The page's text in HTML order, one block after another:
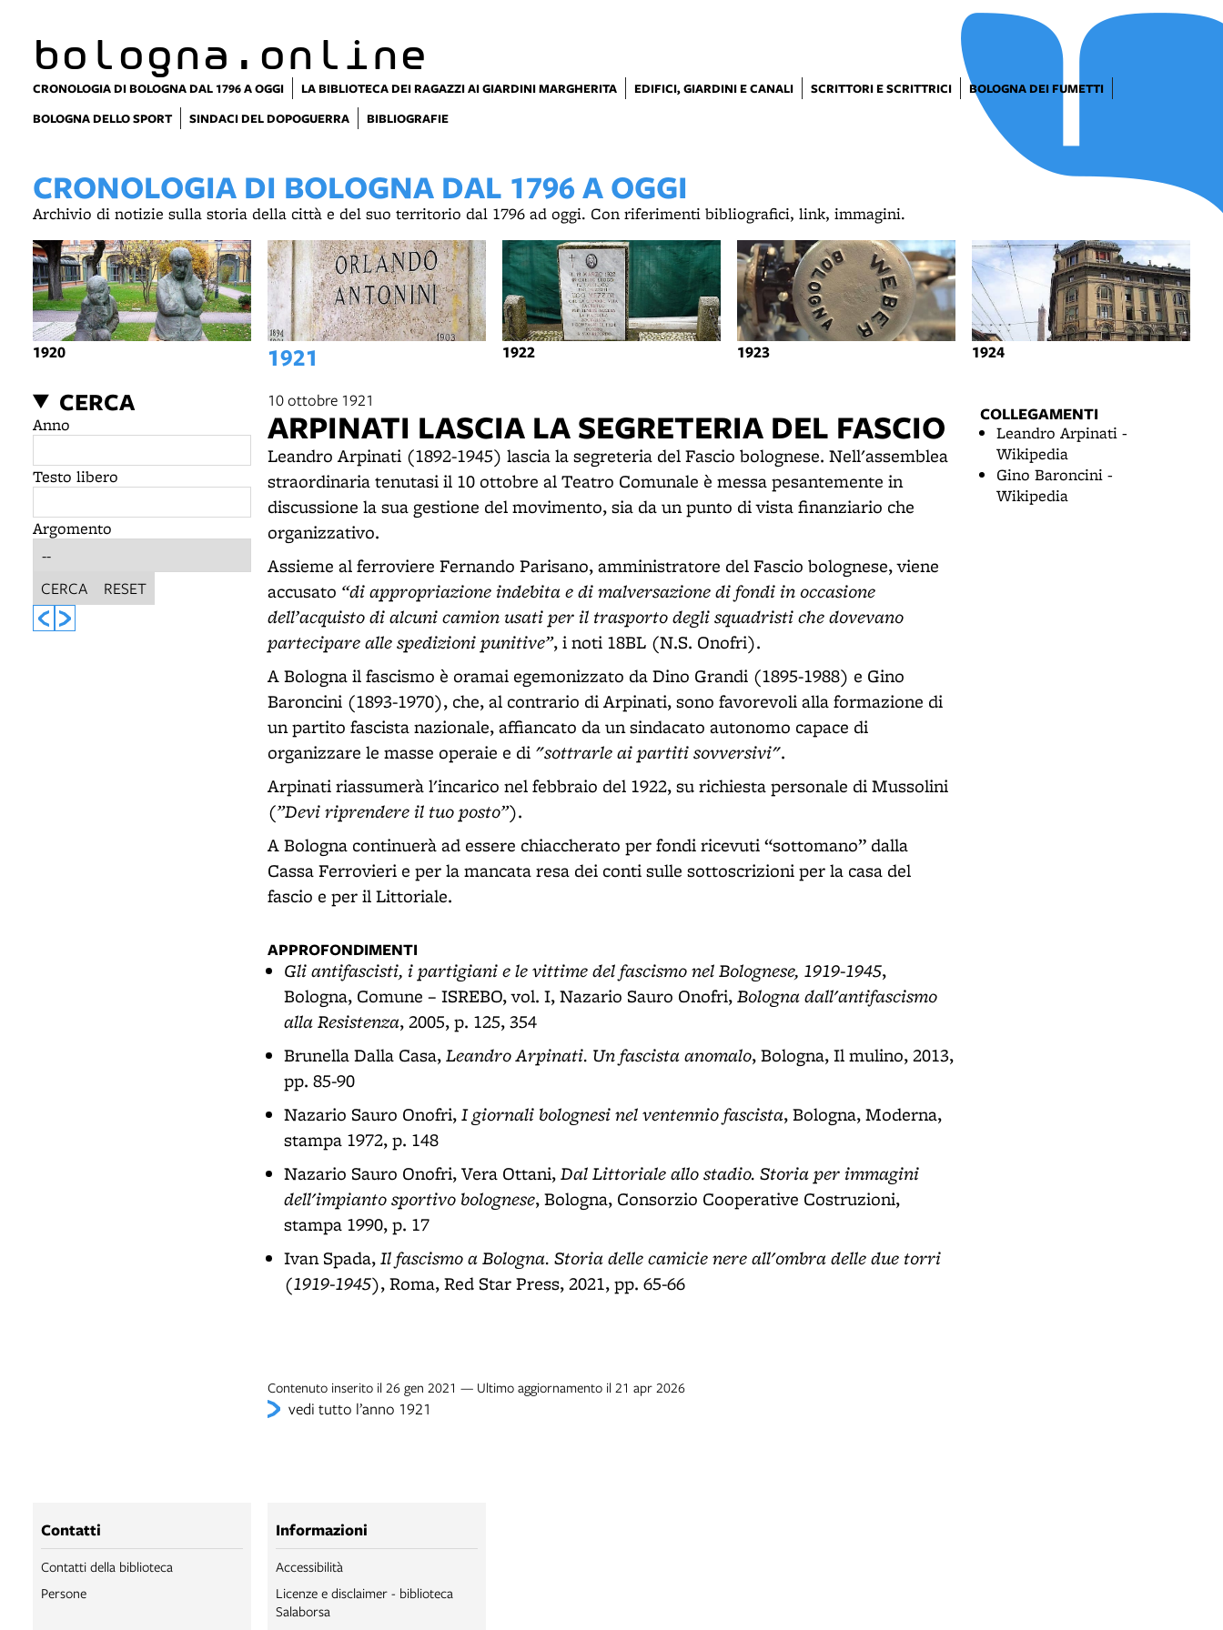
bologna.online
CRONOLOGIA DI BOLOGNA DAL 1796 A OGGI LA BIBLIOTECA DEI RAGAZZI AI GIARDINI MARGHERITA EDIFICI, GIARDINI E CANALI SCRITTORI E SCRITTRICI
BOLOGNA DEI FUMETTI
BOLOGNA DELLO SPORT
SINDACI DEL DOPOGUERRA BIBLIOGRAFIE
CRONOLOGIA DI BOLOGNA DAL 1796 A OGGI
Archivio di notizie sulla storia della città e del suo territorio dal 1796 ad oggi. Con riferimenti bibliografici, link, immagini.
1920 1921 1922 1923 1924
CERCA
Anno
Testo libero
Argomento
CERCA RESET
10 ottobre 1921
ARPINATI LASCIA LA SEGRETERIA DEL FASCIO
Leandro Arpinati (1892-1945) lascia la segreteria del Fascio bolognese. Nell'assemblea
straordinaria tenutasi il 10 ottobre al Teatro Comunale è messa pesantemente in
discussione la sua gestione del movimento, sia da un punto di vista finanziario che
organizzativo.
Assieme al ferroviere Fernando Parisano, amministratore del Fascio bolognese, viene
accusato “di appropriazione indebita e di malversazione di fondi in occasione
dell’acquisto di alcuni camion usati per il trasporto degli squadristi che dovevano
partecipare alle spedizioni punitive”, i noti 18BL (N.S. Onofri).
A Bologna il fascismo è oramai egemonizzato da Dino Grandi (1895-1988) e Gino
Baroncini (1893-1970), che, al contrario di Arpinati, sono favorevoli alla formazione di
un partito fascista nazionale, affiancato da un sindacato autonomo capace di
organizzare le masse operaie e di "sottrarle ai partiti sovversivi".
Arpinati riassumerà l'incarico nel febbraio del 1922, su richiesta personale di Mussolini
(”Devi riprendere il tuo posto”).
A Bologna continuerà ad essere chiaccherato per fondi ricevuti “sottomano” dalla
Cassa Ferrovieri e per la mancata resa dei conti sulle sottoscrizioni per la casa del
fascio e per il Littoriale.
APPROFONDIMENTI
Gli antifascisti, i partigiani e le vittime del fascismo nel Bolognese, 1919-1945,
Bologna, Comune – ISREBO, vol. I, Nazario Sauro Onofri,Bologna dall'antifascismo
alla Resistenza, 2005, p. 125, 354
Brunella Dalla Casa,Leandro Arpinati. Un fascista anomalo, Bologna, Il mulino, 2013,
pp. 85-90
Nazario Sauro Onofri,I giornali bolognesi nel ventennio fascista, Bologna, Moderna,
stampa 1972, p. 148
Nazario Sauro Onofri, Vera Ottani,Dal Littoriale allo stadio. Storia per immagini
dell'impianto sportivo bolognese, Bologna, Consorzio Cooperative Costruzioni,
stampa 1990, p. 17
Ivan Spada,Il fascismo a Bologna. Storia delle camicie nere all'ombra delle due torri
(1919-1945), Roma, Red Star Press, 2021, pp. 65-66
Contenuto inserito il 26 gen 2021 — Ultimo aggiornamento il 21 apr 2026
vedi tutto l’anno 1921
COLLEGAMENTI
Leandro Arpinati -
Wikipedia
Gino Baroncini -
Wikipedia
Contatti
Contatti della biblioteca
Persone
Informazioni
Accessibilità
Licenze e disclaimer - biblioteca
Salaborsa